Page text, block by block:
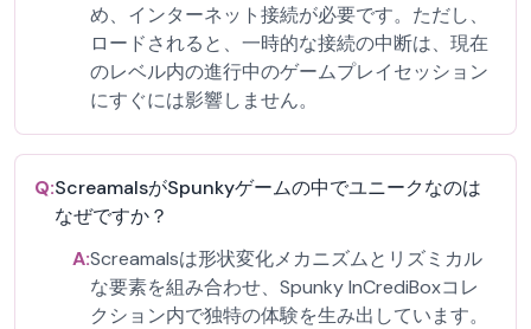
め、インターネット接続が必要です。ただし、
ロードされると、一時的な接続の中断は、現在
のレベル内の進行中のゲームプレイセッション
にすぐには影響しません。
Q:ScreamalsがSpunkyゲームの中でユニークなのは
なぜですか？
A:Screamalsは形状変化メカニズムとリズミカル
な要素を組み合わせ、Spunky InCrediBoxコレ
クション内で独特の体験を生み出しています。